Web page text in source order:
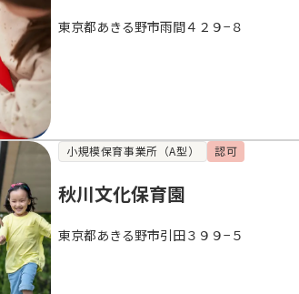
東京都あきる野市雨間４２９−８
小規模保育事業所（A型） 認可
秋川文化保育園
東京都あきる野市引田３９９−５